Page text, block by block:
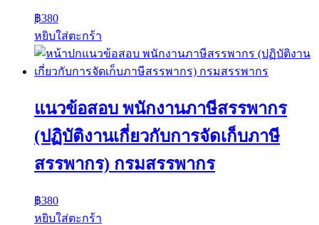
฿380
หยิบใส่ตะกร้า
แนวข้อสอบ พนักงานภาษีสรรพากร
(ปฏิบัติงานเกี่ยวกับการจัดเก็บภาษี
สรรพากร) กรมสรรพากร
฿380
หยิบใส่ตะกร้า